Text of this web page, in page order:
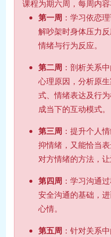
课程为期六周，每周内容
第一周 ：学习依恋
解吵架时身体压力
情绪与行为反应。
第二周 ：剖析关系
心理原因，分析原
式、情绪表达及行
成当下的互动模式。
第三周 ：提升个人
抑情绪，又能恰当
对方情绪的方法，让
第四周 ：学习沟通
安全沟通的基础，
心情。
第五周 ：针对关系